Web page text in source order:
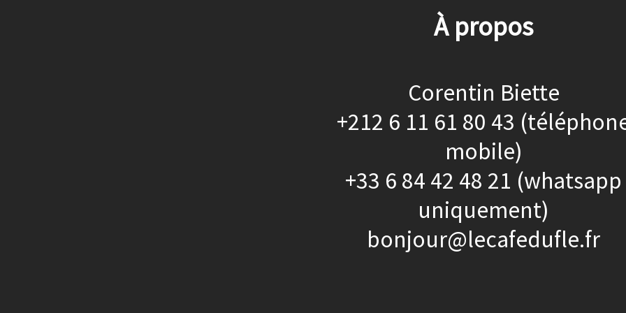
À propos
Corentin Biette
+212 6 11 61 80 43
mobile)
+33 6 84 42 48 21 (whatsapp
uniquement)
bonjour@lecafedufle.fr